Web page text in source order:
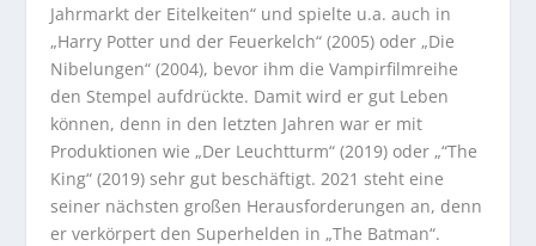
Jahrmarkt der Eitelkeiten“ und spielte u.a. auch in
„Harry Potter und der Feuerkelch“ (2005) oder „Die
Nibelungen“ (2004), bevor ihm die Vampirfilmreihe
den Stempel aufdrückte. Damit wird er gut Leben
können, denn in den letzten Jahren war er mit
Produktionen wie „Der Leuchtturm“ (2019) oder „“The
King“ (2019) sehr gut beschäftigt. 2021 steht eine
seiner nächsten großen Herausforderungen an, denn
er verkörpert den Superhelden in „The Batman“.